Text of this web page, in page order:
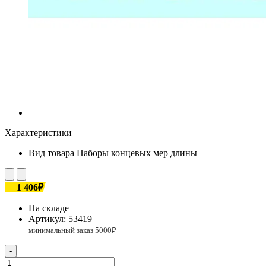
Характеристики
Вид товара Наборы концевых мер длины
1 406₽
На складе
Артикул: 53419
-